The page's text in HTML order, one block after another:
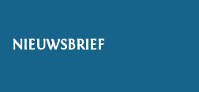
NIEUWSBRIEF